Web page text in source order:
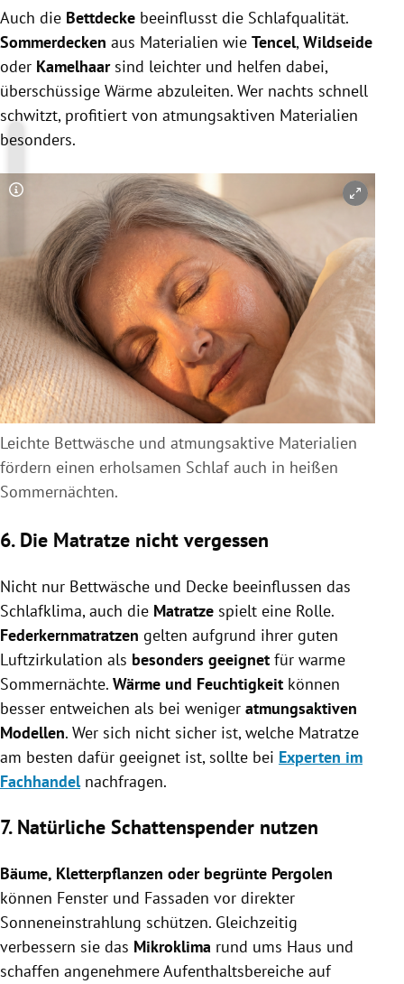
Auch die Bettdecke beeinflusst die Schlafqualität.
Sommerdecken aus Materialien wie Tencel,Wildseide
oder Kamelhaarsind leichter und helfen dabei,
überschüssige Wärme abzuleiten. Wer nachts schnell
schwitzt, profitiert von atmungsaktiven Materialien
besonders.
Copyright-Hinweis öffnen/schließen
Leichte Bettwäsche und atmungsaktive Materialien
fördern einen erholsamen Schlaf auch in heißen
Sommernächten.
6. Die Matratze nicht vergessen
Nicht nur Bettwäsche und Decke beeinflussen das
Schlafklima, auch die Matratze spielt eine Rolle.
Federkernmatratzen gelten aufgrund ihrer guten
Luftzirkulation als besonders geeignet für warme
Sommernächte. Wärme und Feuchtigkeit können
besser entweichen als bei weniger atmungsaktiven
Modellen. Wer sich nicht sicher ist, welche Matratze
am besten dafür geeignet ist, sollte bei Experten im
Fachhandelnachfragen.
7. Natürliche Schattenspender nutzen
Bäume, Kletterpflanzen oder begrünte Pergolen
können Fenster und Fassaden vor direkter
Sonneneinstrahlung schützen. Gleichzeitig
verbessern sie das Mikroklima rund ums Haus und
schaffen angenehmere Aufenthaltsbereiche auf